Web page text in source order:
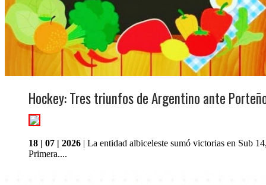
Hockey: Tres triunfos de Argentino ante
18 | 07 | 2026 | La entidad albiceleste sumó victorias en Sub
Primera....